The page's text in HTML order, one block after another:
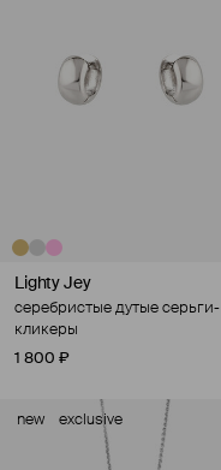
Lighty Jey
серебристые дутые серьги-
кликеры
1 800 ₽
new exclusive